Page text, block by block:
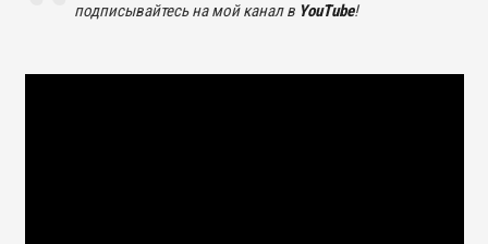
подписывайтесь на мой канал в YouTube!